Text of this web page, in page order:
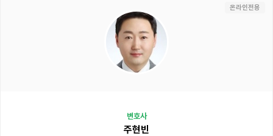
온라인전용
변호사
주현빈